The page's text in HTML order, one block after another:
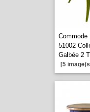
Commode
51002
Galbée 2
[5